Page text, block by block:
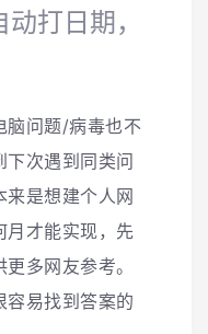
打日期，
脑问题/病毒也不
次遇到同类问
是想建个人网
月才能实现，先
多网友参考。
容易找到答案的